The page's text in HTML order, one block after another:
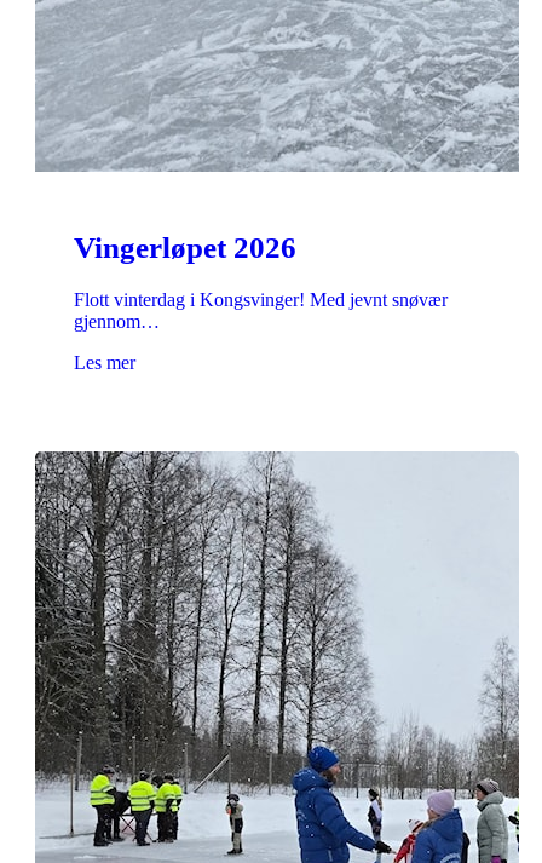
Vingerløpet 2026
Flott vinterdag i Kongsvinger! Med jevnt snøvær
gjennom…
Les mer